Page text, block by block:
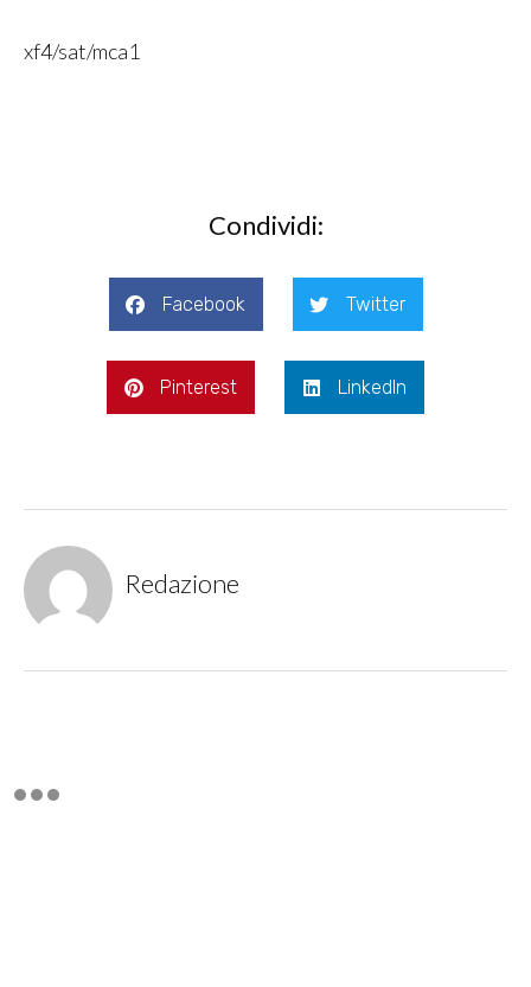
xf4/sat/mca1
Condividi:
Facebook Twitter
Pinterest LinkedIn
Redazione